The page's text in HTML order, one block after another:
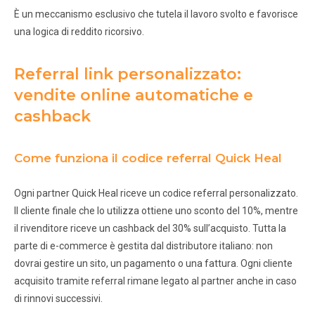
È un meccanismo esclusivo che tutela il lavoro svolto e favorisce
una logica di reddito ricorsivo.
Referral link personalizzato:
vendite online automatiche e
cashback
Come funziona il codice referral Quick Heal
Ogni partner Quick Heal riceve un codice referral personalizzato.
Il cliente finale che lo utilizza ottiene uno sconto del 10%, mentre
il rivenditore riceve un cashback del 30% sull’acquisto. Tutta la
parte di e-commerce è gestita dal distributore italiano: non
dovrai gestire un sito, un pagamento o una fattura. Ogni cliente
acquisito tramite referral rimane legato al partner anche in caso
di rinnovi successivi.